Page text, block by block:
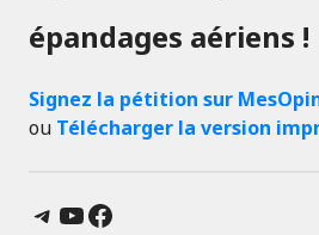
épandages aériens !
Signez la pétition sur
ou Télécharger la version
Telegram
YouTube
Facebook